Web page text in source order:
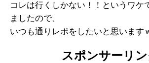
コレは行くしかない！！というワケ
ましたので、
いつも通りレポをしたいと思います
スポンサーリン